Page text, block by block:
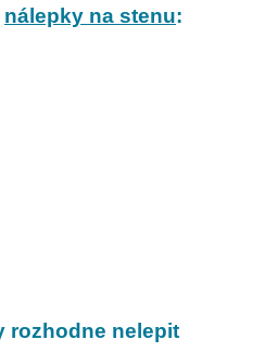
nálepky na stenu:
rozhodne nelepit